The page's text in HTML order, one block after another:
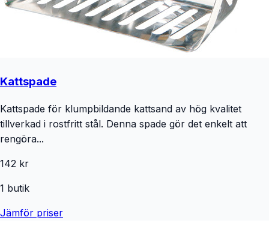
Kattspade
Kattspade för klumpbildande kattsand av hög kvalitet
tillverkad i rostfritt stål. Denna spade gör det enkelt att
rengöra...
142 kr
1 butik
Jämför priser